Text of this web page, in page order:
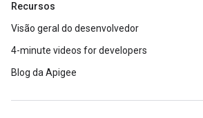
Recursos
Visão geral do desenvolvedor
4-minute videos for developers
Blog da Apigee